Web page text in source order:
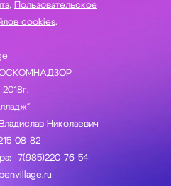
,
Пользовательское
cookies.
Николаевич
08-82
+7(985)220-76-54